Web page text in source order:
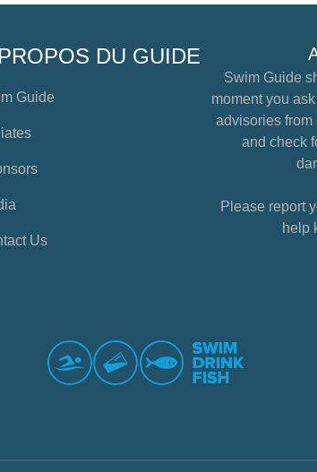
DU GUIDE
Guide
Us
Swim Guide
moment you
advisories from
and check
Please report
help